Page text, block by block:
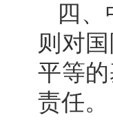
四
则对
平等
责任。